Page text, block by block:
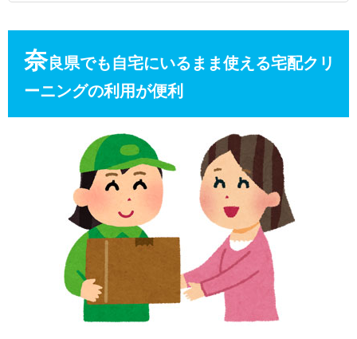
奈良県でも自宅にいるまま使える宅配クリ
ーニングの利用が便利